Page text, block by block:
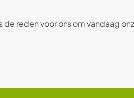
reden voor ons om vandaag